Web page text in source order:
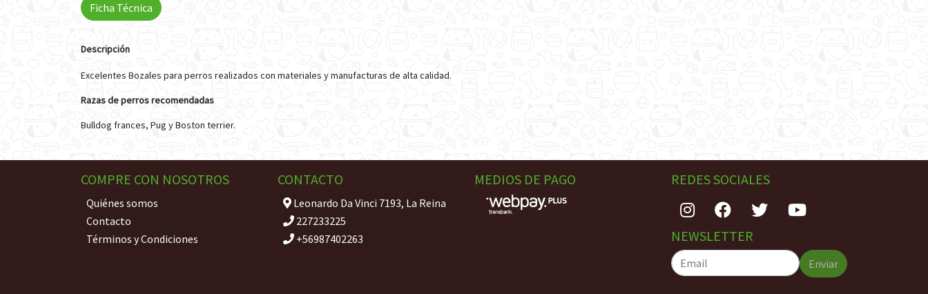
Descripción
Excelentes Bozales para perros realizados con materiales y manufacturas de alta calidad.
Razas de perros recomendadas
Bulldog frances, Pug y Boston terrier.
Ficha Técnica
COMPRE CON NOSOTROS
Quiénes somos
Contacto
Términos y Condiciones
CONTACTO
Leonardo Da Vinci 7193, La Reina
227233225
+56987402263
MEDIOS DE PAGO REDES SOCIALES
NEWSLETTER
Enviar